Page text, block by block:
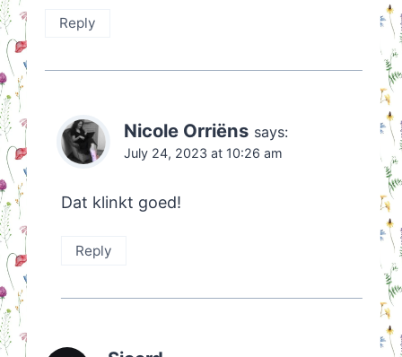
Reply
Nicole Orriëns says:
July 24, 2023 at 10:26 am
Dat klinkt goed!
Reply